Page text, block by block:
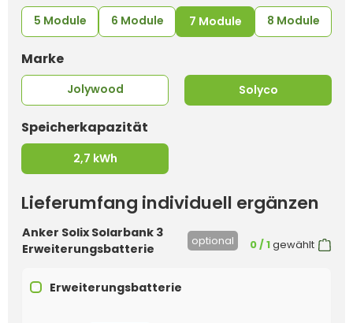
5 Module 6 Module 7 Module 8 Module
Markeauswählen
Jolywood Solyco
Speicherkapazität
2,7 kWh
Lieferumfang individuell ergänzen
Anker Solix Solarbank 3
Erweiterungsbatterie
optional 0/ 1gewählt
Erweiterungsbatterie